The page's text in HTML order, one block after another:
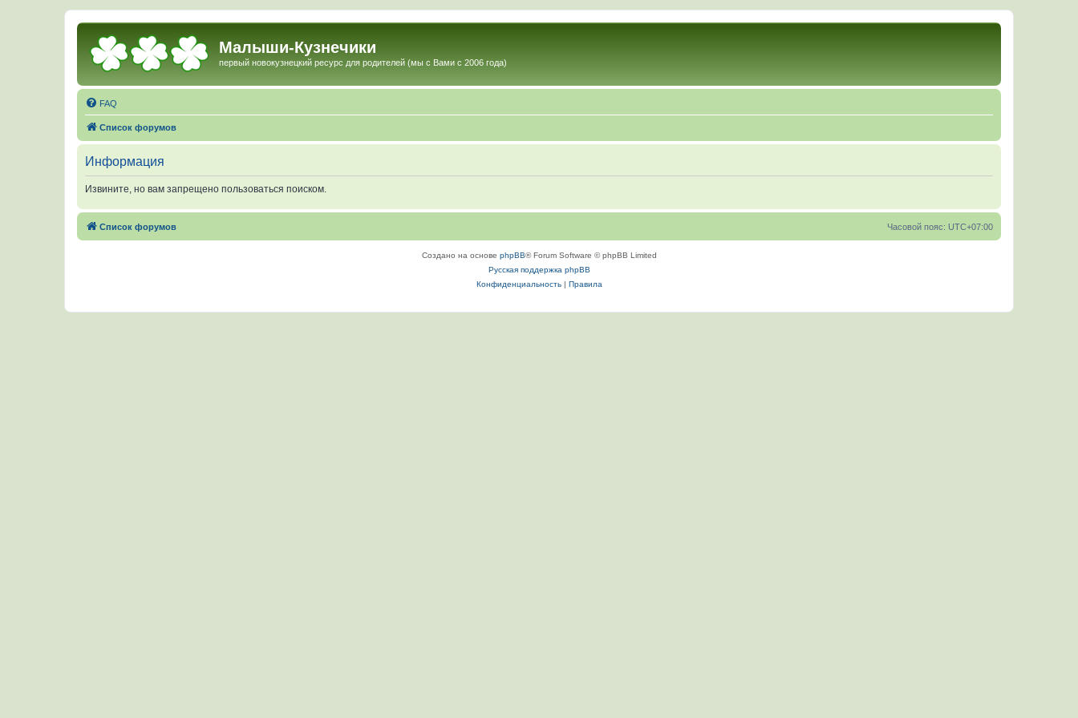
Малыши-Кузнечики
первый новокузнецкий ресурс для родителей (мы с Вами с 2006 года)
FAQ
Список форумов
Информация
Извините, но вам запрещено пользоваться поиском.
Список форумов Часовой пояс: UTC+07:00
Создано на основе phpBB® Forum Software © phpBB Limited
Русская поддержка phpBB
Конфиденциальность| Правила